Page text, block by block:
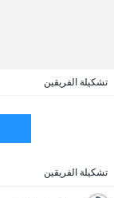
تشكيلة الفريقين
تشكيلة الفريقين